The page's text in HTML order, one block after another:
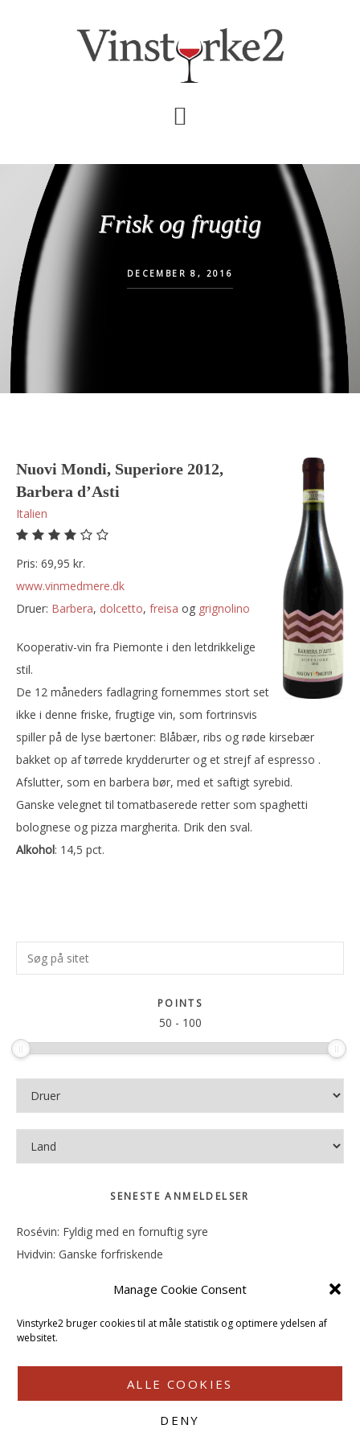
Manage Cookie Consent
Vinstyrke2 bruger cookies til at måle statistik og optimere ydelsen af
websitet.
ALLE COOKIES
DENY
Frisk og frugtig
DECEMBER 8, 2016
Nuovi Mondi, Superiore 2012,
Barbera d’Asti
Italien
Pris: 69,95 kr.
www.vinmedmere.dk
Druer:
barbera, dolcetto, freisa og grignolino
Kooperativ-vin fra Piemonte i den letdrikkelige
stil.
De 12 måneders fadlagring fornemmes stort set
ikke i denne friske, frugtige vin, som fortrinsvis
spiller på de lyse bærtoner: Blåbær, ribs og røde kirsebær
bakket op af tørrede krydderurter og et strejf af espresso .
Afslutter, som en barbera bør, med et saftigt syrebid.
Ganske velegnet til tomatbaserede retter som spaghetti
bolognese og pizza margherita. Drik den sval.
Alkohol: 14,5 pct.
Primær
Sidebar
Søg
på
POINTS
50 - 100
SENESTE ANMELDELSER
Rosévin: Fyldig med en fornuftig syre
Hvidvin: Ganske forfriskende
Hvidvin: Smørfedme og tropisk sødme
Rosévin: Blød, rund og sødladen
COPYRIGHT © 2026 · VINSTYRKE2